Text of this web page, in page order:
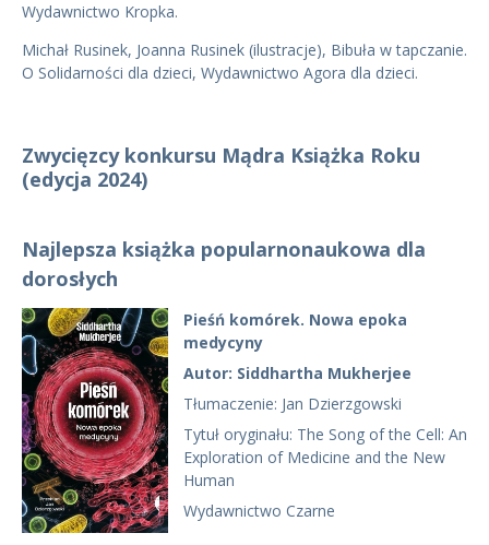
Wydawnictwo Kropka.
Michał Rusinek, Joanna Rusinek (ilustracje), Bibuła w tapczanie.
O Solidarności dla dzieci, Wydawnictwo Agora dla dzieci.
Zwycięzcy konkursu Mądra Książka Roku
(edycja 2024)
Najlepsza książka popularnonaukowa dla
dorosłych
Pieśń komórek. Nowa epoka
medycyny
Autor: Siddhartha Mukherjee
Tłumaczenie: Jan Dzierzgowski
Tytuł oryginału: The Song of the Cell: An
Exploration of Medicine and the New
Human
Wydawnictwo Czarne